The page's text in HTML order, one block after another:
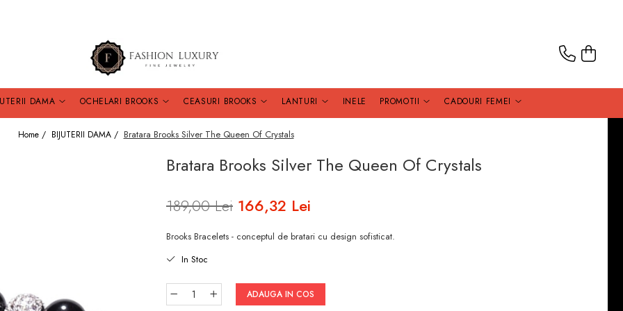
DAMA OCHELARI BROOKS CEASURI BROOKS LANTURI INELE PROMOTII CADOURI FEMEI
Home / BIJUTERII DAMA / Bratara Brooks Silver The Queen Of Crystals
Bratara Brooks Silver The Queen Of Crystals
189,00 Lei 166,32 Lei
Brooks Bracelets - conceptul de bratari cu design sofisticat.
In Stoc
ADAUGA IN COS